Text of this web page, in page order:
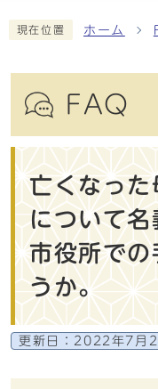
現在位置 ホーム
FAQ
亡くなっ
について
市役所で
うか。
更新日： 2022年7月